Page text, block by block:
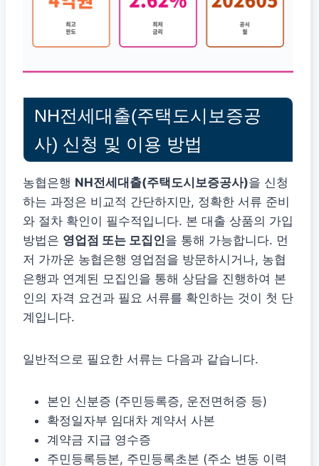
NH전세대출(주택도시보증공
사) 신청 및 이용 방법
농협은행 NH전세대출(주택도시보증공사)을 신청
하는 과정은 비교적 간단하지만, 정확한 서류 준비
와 절차 확인이 필수적입니다. 본 대출 상품의 가입
방법은 영업점 또는 모집인을 통해 가능합니다. 먼
저 가까운 농협은행 영업점을 방문하시거나, 농협
은행과 연계된 모집인을 통해 상담을 진행하여 본
인의 자격 요건과 필요 서류를 확인하는 것이 첫 단
계입니다.
일반적으로 필요한 서류는 다음과 같습니다.
본인 신분증 (주민등록증, 운전면허증 등)
확정일자부 임대차 계약서 사본
계약금 지급 영수증
주민등록등본, 주민등록초본 (주소 변동 이력